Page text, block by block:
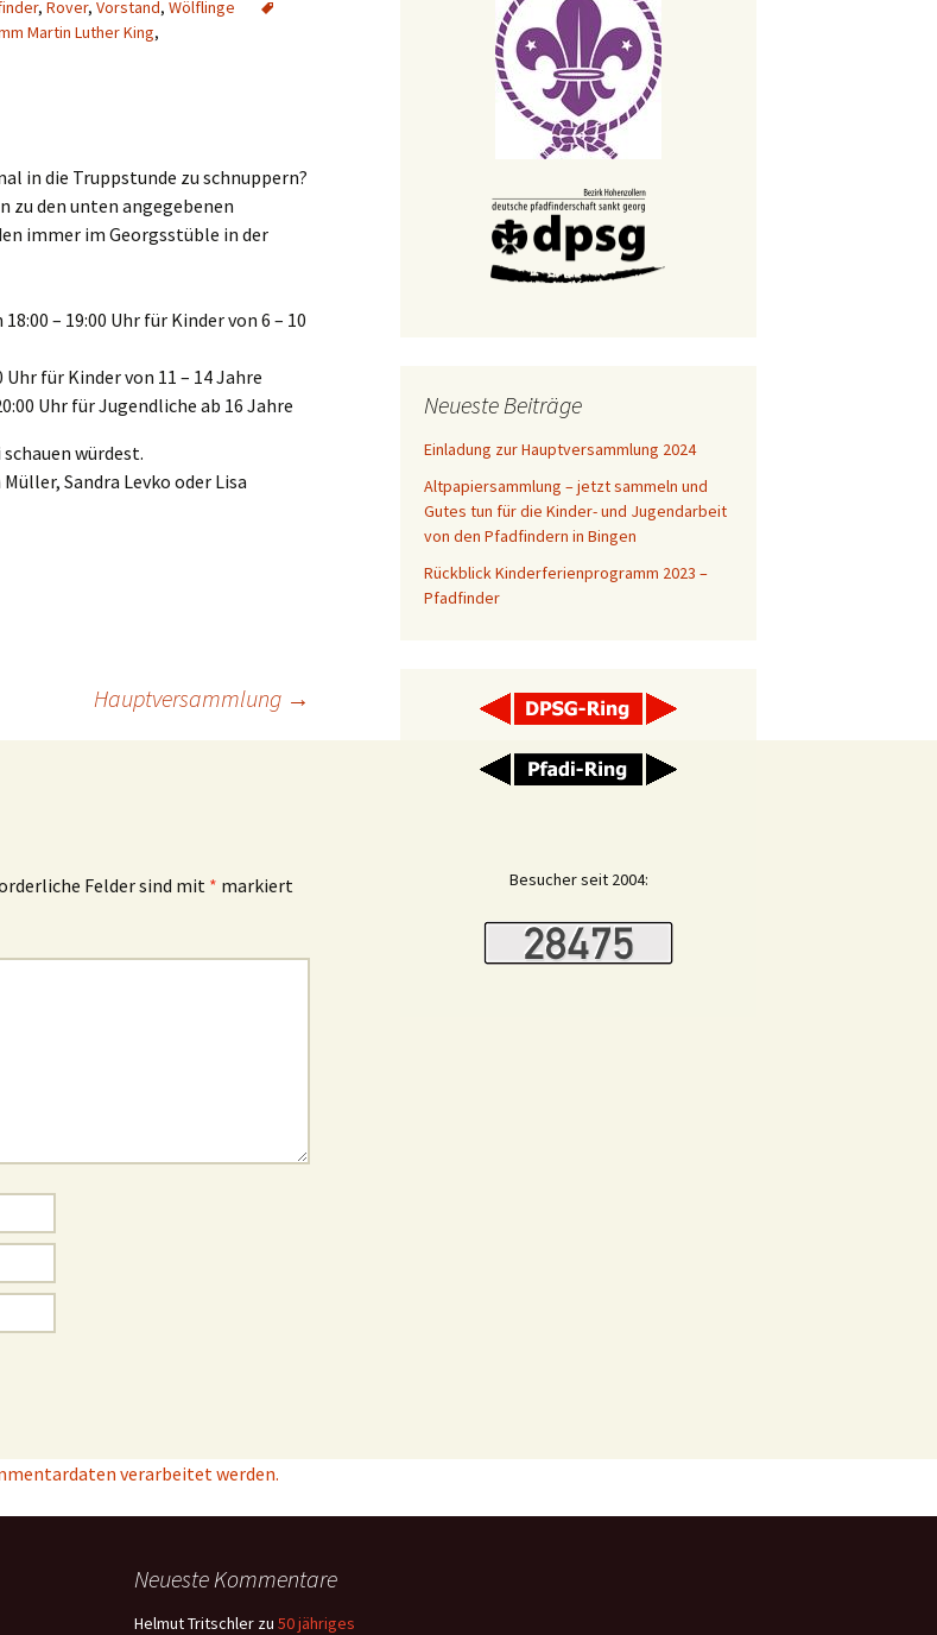
Pfingstlager 2008
SoLa 2003
SoLa 2006
SoLa 2007
Funkenfeuer 2007
Wölflinge Hütte 2005
Versprechen Pfadfinder
Versprechen Wölflinge
2008
2006
Hauptversammlungen
Iron Scout
Jubiläumslager 2002
WP LogIn
Leiter
Licht von Betlehem
Rover
Impressum
, Rover, Vorstand, Wölflinge
Martin Luther King,
in die Truppstunde zu schnuppern?
zu den unten angegebenen
immer im Georgsstüble in der
– 19:00 Uhr für Kinder von 6 – 10
Uhr für Kinder von 11 – 14 Jahre
Uhr für Jugendliche ab 16 Jahre
würdest.
Sandra Levko oder Lisa
Hauptversammlung →
Felder sind mit * markiert
verarbeitet werden.
Neueste Beiträge
Einladung zur Hauptversammlung 2024
Altpapiersammlung – jetzt sammeln und
Gutes tun für die Kinder- und Jugendarbeit
von den Pfadfindern in Bingen
Rückblick Kinderferienprogramm 2023 –
Pfadfinder
Besucher seit 2004:
Neueste Kommentare
Helmut Tritschler zu 50 jähriges